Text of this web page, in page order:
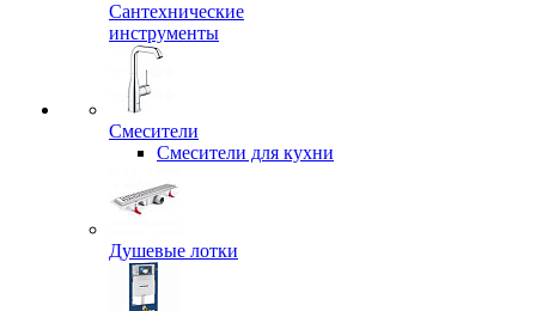
Сантехнические
инструменты
Смесители
Смесители для кухни
Душевые лотки